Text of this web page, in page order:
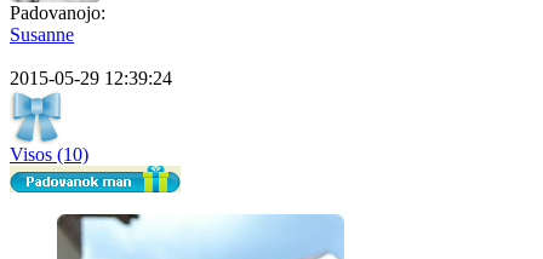
Padovanojo:
Susanne
2015-05-29 12:39:24
Visos (10)